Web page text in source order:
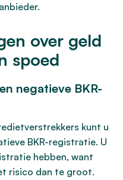
over geld
spoed
negatieve BKR-
kunt u
BKR-registratie. U
hebben, want
risico dan te groot.